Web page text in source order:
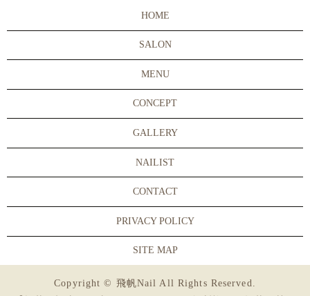
HOME
SALON
MENU
CONCEPT
GALLERY
NAILIST
CONTACT
PRIVACY POLICY
SITE MAP
Copyright © 飛帆Nail All Rights Reserved.